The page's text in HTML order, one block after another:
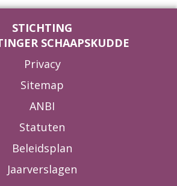
STICHTING
SCHAAPSKUDDE
Privacy
Sitemap
ANBI
Statuten
Beleidsplan
Jaarverslagen